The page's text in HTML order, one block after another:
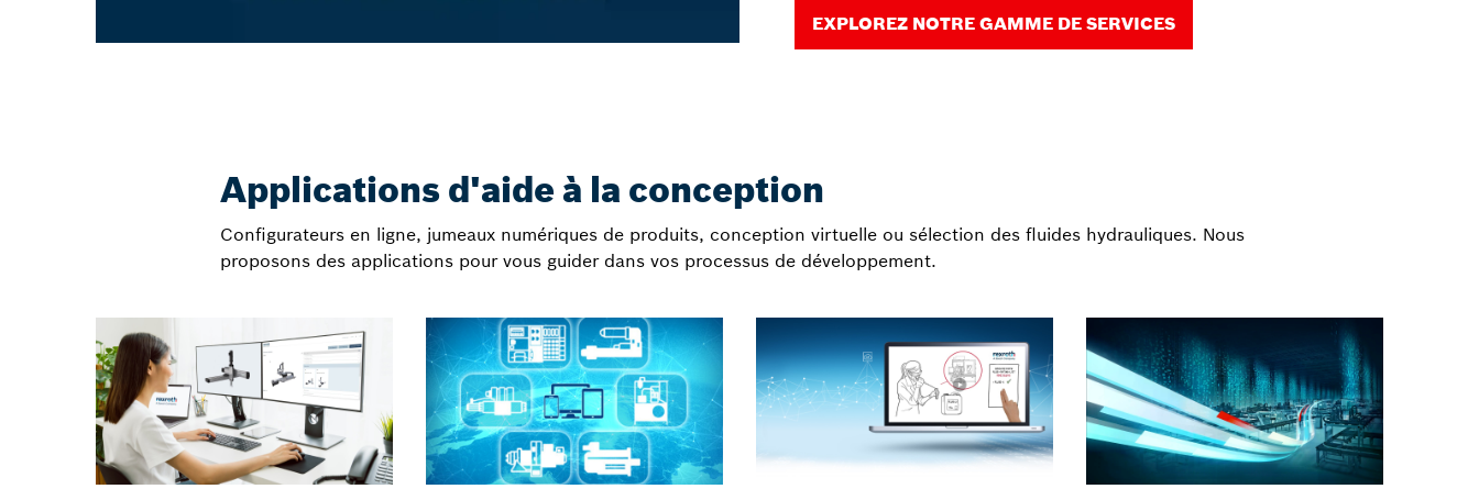
EXPLOREZ NOTRE GAMME DE SERVICES
Applications d'aide à la conception
Configurateurs en ligne, jumeaux numériques de produits, conception virtuelle ou sélection des fluides hydrauliques. Nous
proposons des applications pour vous guider dans vos processus de développement.